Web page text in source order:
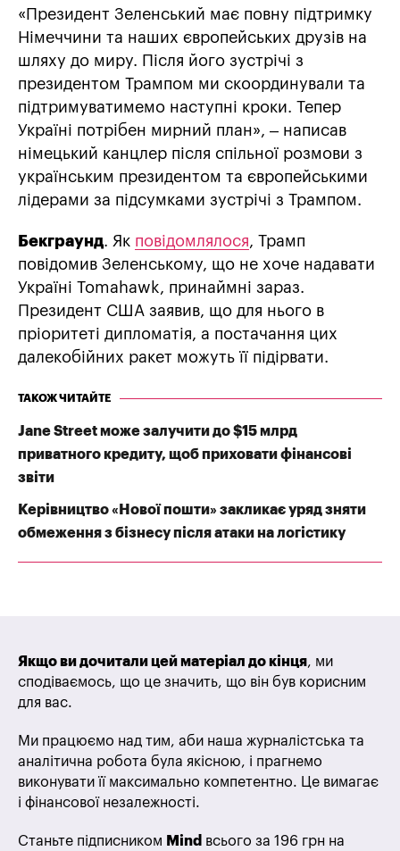
«Президент Зеленський має повну підтримку
Німеччини та наших європейських друзів на
шляху до миру. Після його зустрічі з
президентом Трампом ми скоординували та
підтримуватимемо наступні кроки. Тепер
Україні потрібен мирний план», – написав
німецький канцлер після спільної розмови з
українським президентом та європейськими
лідерами за підсумками зустрічі з Трампом.
Бекграунд. Як повідомлялося, Трамп
повідомив Зеленському, що не хоче надавати
Україні Tomahawk, принаймні зараз.
Президент США заявив, що для нього в
пріоритеті дипломатія, а постачання цих
далекобійних ракет можуть її підірвати.
ТАКОЖ ЧИТАЙТЕ
Jane Street може залучити до $15 млрд
приватного кредиту, щоб приховати фінансові
звіти
Керівництво «Нової пошти» закликає уряд зняти
обмеження з бізнесу після атаки на логістику
Якщо ви дочитали цей матеріал до кінця, ми
сподіваємось, що це значить, що він був корисним
для вас.
Ми працюємо над тим, аби наша журналістська та
аналітична робота була якісною, і прагнемо
виконувати її максимально компетентно. Це вимагає
і фінансової незалежності.
Станьте підписником Mind всього за 196 грн на